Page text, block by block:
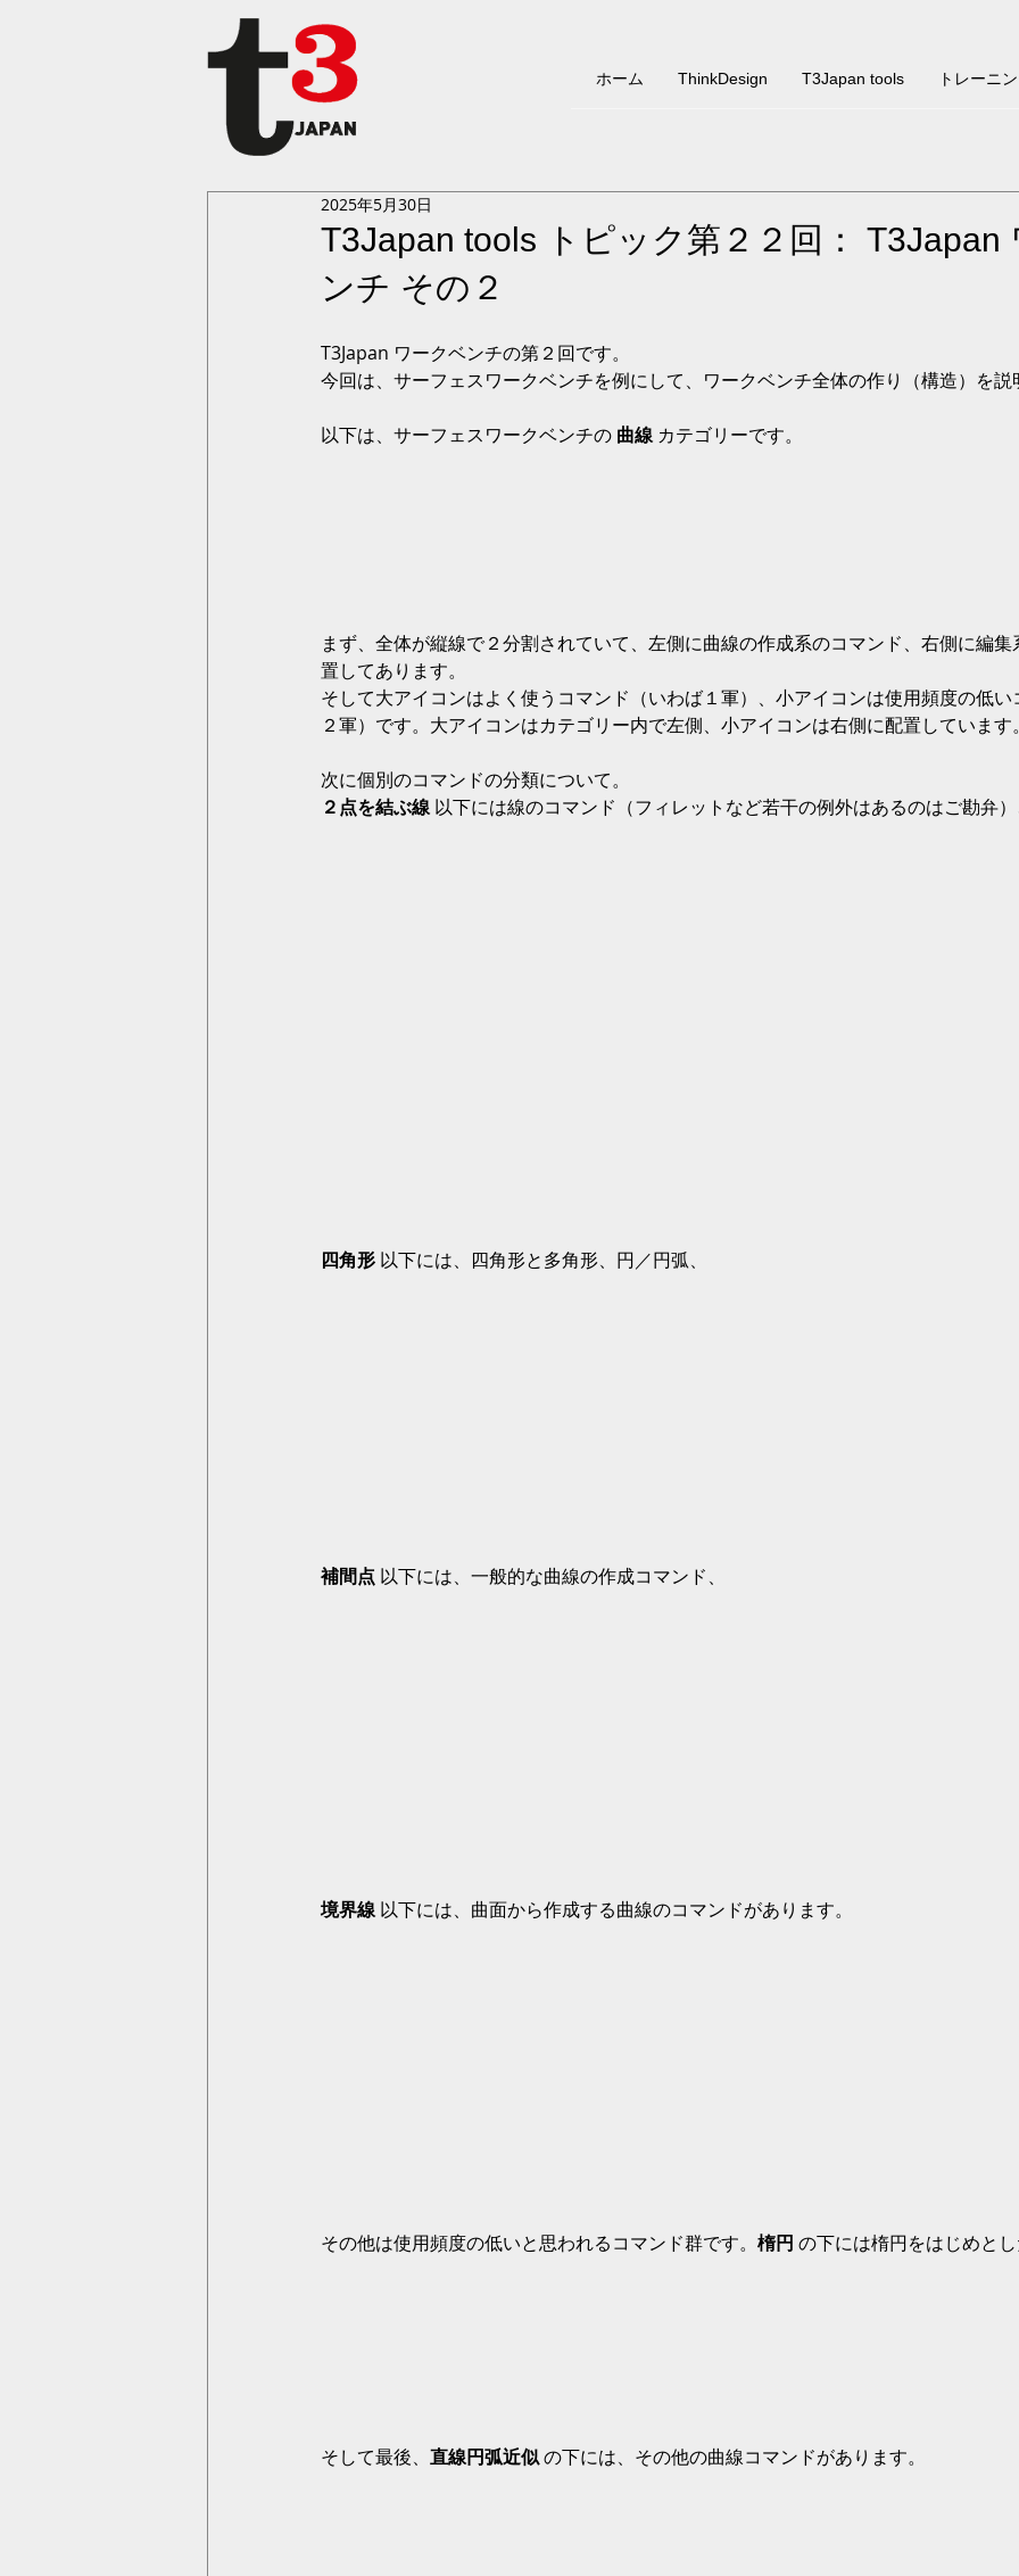
T3Japan tools トピック第２２回： T3Japan
ンチ その２
2025年5月30日
T3Japan ワークベンチの第２回です。
今回は、サーフェスワークベンチを例にして、ワークベンチ全体の作り（構造）を説
以下は、サーフェスワークベンチの 曲線 カテゴリーです。
まず、全体が縦線で２分割されていて、左側に曲線の作成系のコマンド、右側に編
置してあります。
そして大アイコンはよく使うコマンド（いわば１軍）、小アイコンは使用頻度の低い
２軍）です。大アイコンはカテゴリー内で左側、小アイコンは右側に配置しています。
次に個別のコマンドの分類について。
２点を結ぶ線 以下には線のコマンド（フィレットなど若干の例外はあるのはご勘弁）
四角形 以下には、四角形と多角形、円／円弧、
補間点 以下には、一般的な曲線の作成コマンド、
境界線 以下には、曲面から作成する曲線のコマンドがあります。
その他は使用頻度の低いと思われるコマンド群です。 楕円 の下には楕円をはじめとし
そして最後、 直線円弧近似 の下には、その他の曲線コマンドがあります。
ホーム ThinkDesign T3Japan tools トレーニ